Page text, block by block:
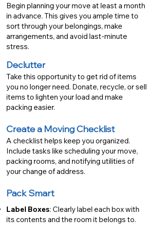
Begin planning your move at least a month
in advance. This gives you ample time to
sort through your belongings, make
arrangements, and avoid last-minute
stress.
Declutter
Take this opportunity to get rid of items
you no longer need. Donate, recycle, or sell
items to lighten your load and make
packing easier.
Create a Moving Checklist
A checklist helps keep you organized.
Include tasks like scheduling your move,
packing rooms, and notifying utilities of
your change of address.
Pack Smart
Label Boxes: Clearly label each box with
its contents and the room it belongs to.​